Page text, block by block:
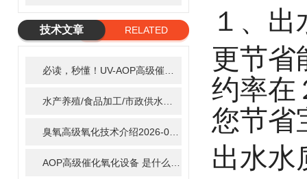
技术文章
RELATED
臭氧高级氧化技术介绍2026-02-27
2025-11-17
１、
更节省
约率在
您节省
出水水